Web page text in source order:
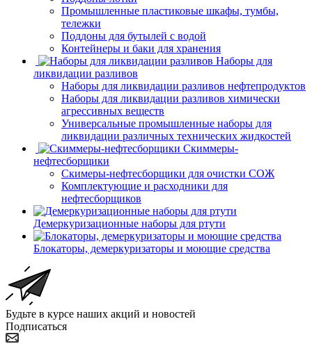
Промышленные пластиковые шкафы, тумбы,
тележки
Поддоны для бутылей с водой
Контейнеры и баки для хранения
Наборы для
ликвидации разливов
Наборы для ликвидации разливов нефтепродуктов
Наборы для ликвидации разливов химически
агрессивных веществ
Универсальные промышленные наборы для
ликвидации различных технических жидкостей
Скиммеры-
нефтесборщики
Скимеры-нефтесборщики для очистки СОЖ
Комплектующие и расходники для
нефтесборщиков
Демеркуризационные наборы для ртути
Блокаторы, демеркуризаторы и моющие средства
Будьте в курсе наших акций и новостей
Подписаться